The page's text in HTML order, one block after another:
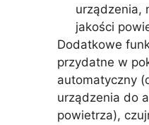
urządzenia,
jakości
Dodatkowe
przydatne w
automatyczny
urządzenia do
powietrza),